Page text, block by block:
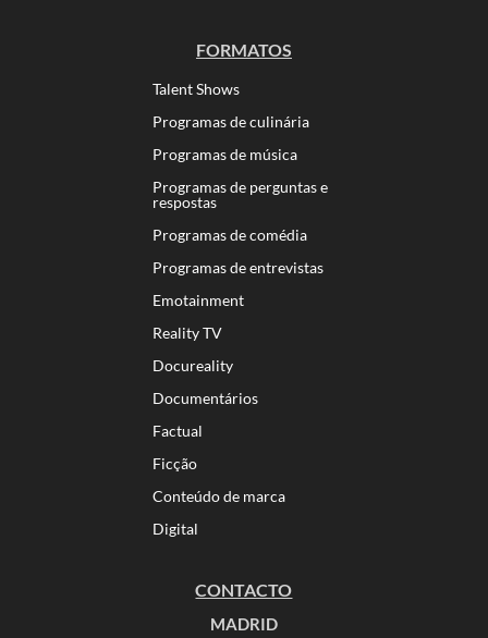
FORMATOS
Talent Shows
Programas de culinária
Programas de música
Programas de perguntas e
respostas
Programas de comédia
Programas de entrevistas
Emotainment
Reality TV
Docureality
Documentários
Factual
Ficção
Conteúdo de marca
Digital
CONTACTO
MADRID